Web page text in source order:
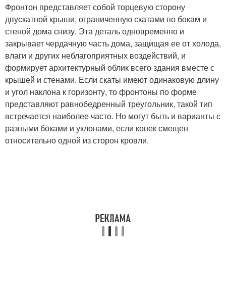
Фронтон представляет собой торцевую сторону
двускатной крыши, ограниченную скатами по бокам и
стеной дома снизу. Эта деталь одновременно и
закрывает чердачную часть дома, защищая ее от холода,
влаги и других неблагоприятных воздействий, и
формирует архитектурный облик всего здания вместе с
крышей и стенами. Если скаты имеют одинаковую длину
и угол наклона к горизонту, то фронтоны по форме
представляют равнобедренный треугольник, такой тип
встречается наиболее часто. Но могут быть и варианты с
разными боками и уклонами, если конек смещен
относительно одной из сторон кровли.